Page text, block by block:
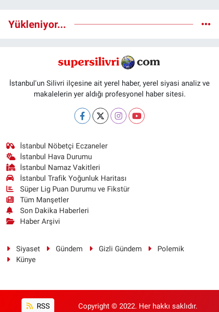
Yükleniyor...
İstanbul'un Silivri ilçesine ait yerel haber, yerel siyasi analiz ve
makalelerin yer aldığı profesyonel haber sitesi.
İstanbul Nöbetçi Eczaneler
İstanbul Hava Durumu
İstanbul Namaz Vakitleri
İstanbul Trafik Yoğunluk Haritası
Süper Lig Puan Durumu ve Fikstür
Tüm Manşetler
Son Dakika Haberleri
Haber Arşivi
Siyaset Gündem Gizli Gündem
Polemik
Künye
RSS Copyright © 2022. Her hakkı saklıdır.